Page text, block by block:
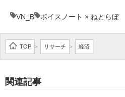
VN_B ボイスノート × ねとらぼ
TOP > リサーチ > 経済
関連記事